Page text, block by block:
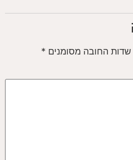
שדות החובה מסומנים *